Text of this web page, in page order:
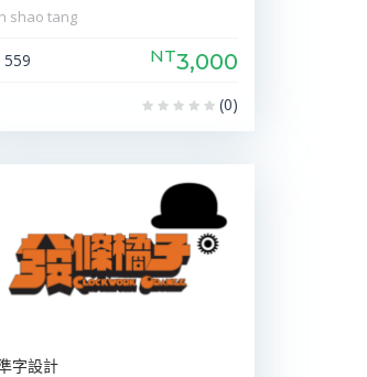
shao tang
559 NT3,000
(0)
字設計